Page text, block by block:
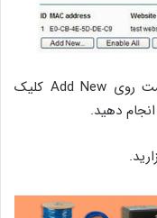
اگر سیستم جدیدی را اضافه کردید کافیست روی Add New کلیک
دهید.